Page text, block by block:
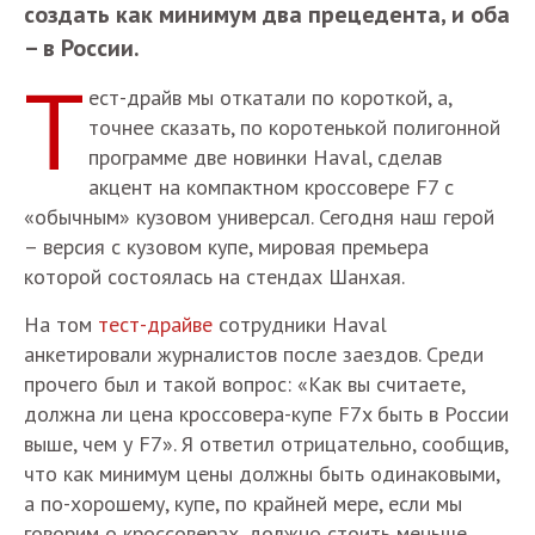
создать как минимум два прецедента, и оба
– в России.
Т ест-драйв мы откатали по короткой, а,
точнее сказать, по коротенькой полигонной
программе две новинки Haval, сделав
акцент на компактном кроссовере F7 с
«обычным» кузовом универсал. Сегодня наш герой
– версия с кузовом купе, мировая премьера
которой состоялась на стендах Шанхая.
На том тест-драйве сотрудники Haval
анкетировали журналистов после заездов. Среди
прочего был и такой вопрос: «Как вы считаете,
должна ли цена кроссовера-купе F7x быть в России
выше, чем у F7». Я ответил отрицательно, сообщив,
что как минимум цены должны быть одинаковыми,
а по-хорошему, купе, по крайней мере, если мы